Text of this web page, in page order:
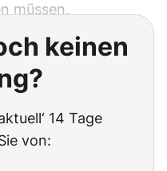
müssen.
keinen
14 Tage
von: